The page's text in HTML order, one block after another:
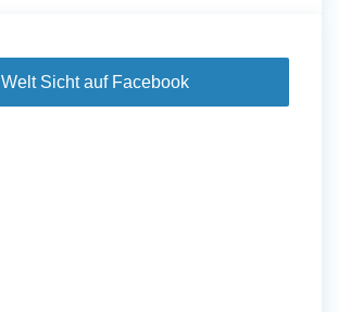
Welt Sicht auf Facebook